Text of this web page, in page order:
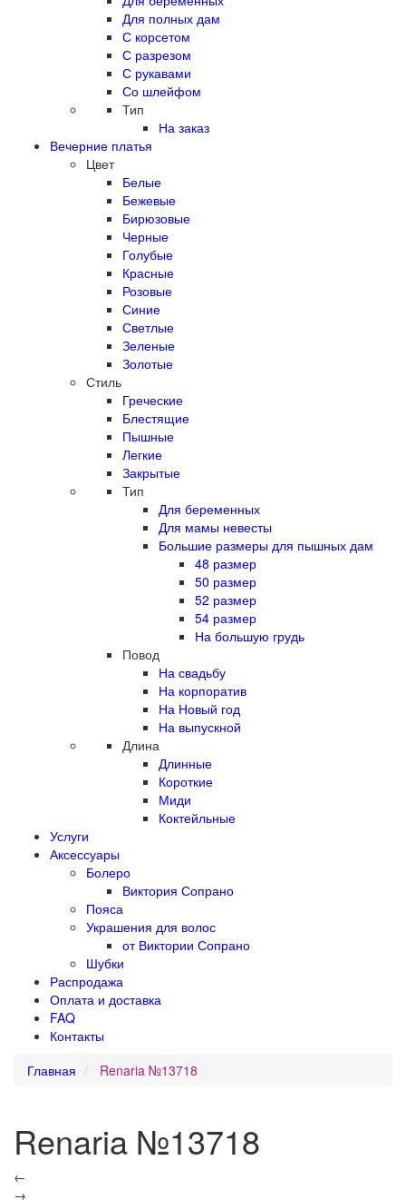
Для полных дам
С корсетом
С разрезом
С рукавами
Со шлейфом
Тип
На заказ
Вечерние платья
Цвет
Белые
Бежевые
Бирюзовые
Черные
Голубые
Красные
Розовые
Синие
Светлые
Зеленые
Золотые
Стиль
Греческие
Блестящие
Пышные
Легкие
Закрытые
Тип
Для беременных
Для мамы невесты
Большие размеры для пышных дам
48 размер
50 размер
52 размер
54 размер
На большую грудь
Повод
На свадьбу
На корпоратив
На Новый год
На выпускной
Длина
Длинные
Короткие
Миди
Коктейльные
Услуги
Аксессуары
Болеро
Виктория Сопрано
Пояса
Украшения для волос
от Виктории Сопрано
Шубки
Распродажа
Оплата и доставка
FAQ
Контакты
Главная
Renaria №13718
Renaria №13718
←
→